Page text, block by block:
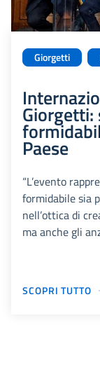
Giorgetti
Paese
“L’evento
formidabile sia
nell’ottica di
ma anche gli
SCOPRI TUTTO